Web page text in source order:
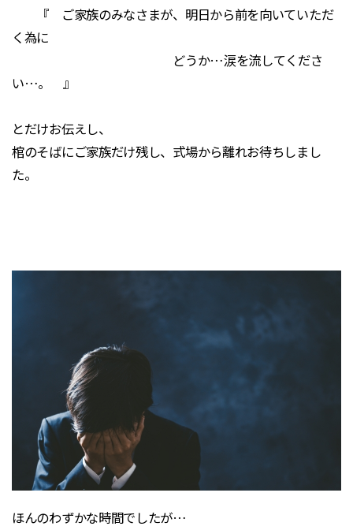
『 ご家族のみなさまが、明日から前を向いていただ
く為に
どうか…涙を流してくださ
い…。 』
とだけお伝えし、
棺のそばにご家族だけ残し、式場から離れお待ちしまし
た。
ほんのわずかな時間でしたが…